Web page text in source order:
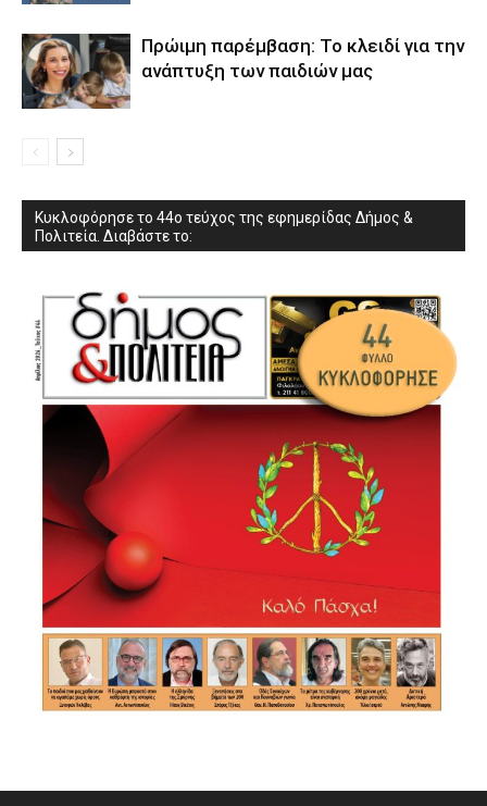
Πρώιμη παρέμβαση: Το κλειδί για την
ανάπτυξη των παιδιών µας
Κυκλοφόρησε το 44ο τεύχος της εφημερίδας Δήμος &
Πολιτεία. Διαβάστε το: